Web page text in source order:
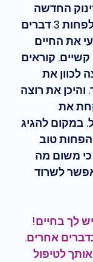
החדשה
שלי להתחיל את היום. וגם לסיים אותו בטוב והבכרת תודה ענקית. בכל יום, ישנם לפחות 3 דברים
את החיים
קוראים
לכוון את
את רוצה
את
במקום להגיג
טוב
משום מה
לשרוד
לך בחיים!
אחרים.
לטיפול